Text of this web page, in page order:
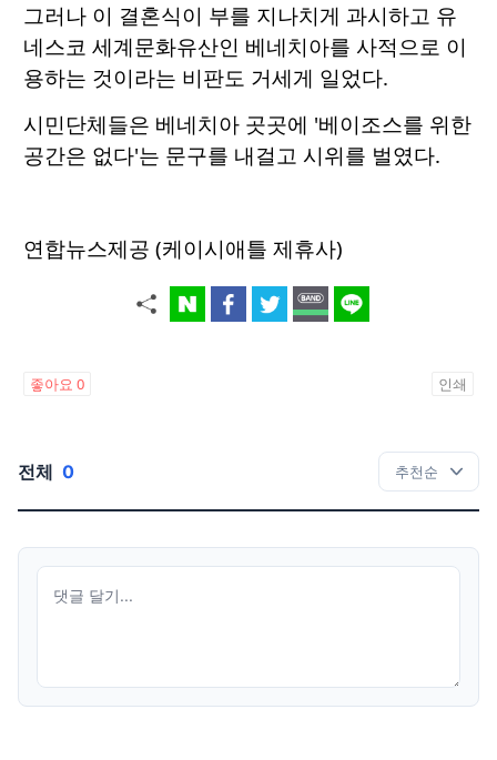
그러나 이 결혼식이 부를 지나치게 과시하고 유
네스코 세계문화유산인 베네치아를 사적으로 이
용하는 것이라는 비판도 거세게 일었다.
시민단체들은 베네치아 곳곳에 '베이조스를 위한
공간은 없다'는 문구를 내걸고 시위를 벌였다.
연합뉴스제공 (케이시애틀 제휴사)
좋아요 0 인쇄
전체 0